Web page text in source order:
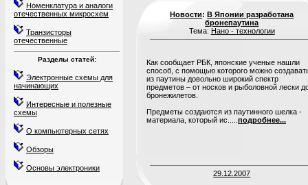
Номенклатура и аналоги
отечественных микросхем
Транзисторы
отечественные
Разделы статей:
Электронные схемы для
начинающих
Интересные и полезные
схемы
О компьютерных сетях
Обзоры
Основы электроники
Новости:В Японии разработана
бронепаутина
Тема: Нано - технологии
Как сообщает РБК, японские ученые нашли
способ, с помощью которого можно
из паутины довольно широкий спектр
предметов – от носков и рыболовной лески
бронежилетов.
Предметы создаются из паутинного шелка -
материала, который ис..... подробнее...
29.12.2007